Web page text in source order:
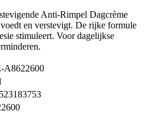
Anti-Rimpel Dagcrème
en verstevigt. De rijke formule
stimuleert. Voor dagelijkse
A8622600